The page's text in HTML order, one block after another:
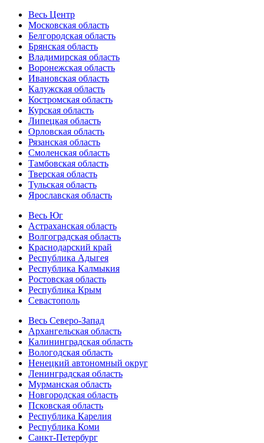
Весь Центр
Московская область
Белгородская область
Брянская область
Владимирская область
Воронежская область
Ивановская область
Калужская область
Костромская область
Курская область
Липецкая область
Орловская область
Рязанская область
Смоленская область
Тамбовская область
Тверская область
Тульская область
Ярославская область
Весь Юг
Астраханская область
Волгоградская область
Краснодарский край
Республика Адыгея
Республика Калмыкия
Ростовская область
Республика Крым
Севастополь
Весь Северо-Запад
Архангельская область
Калининградская область
Вологодская область
Ненецкий автономный округ
Ленинградская область
Мурманская область
Новгородская область
Псковская область
Республика Карелия
Республика Коми
Санкт-Петербург